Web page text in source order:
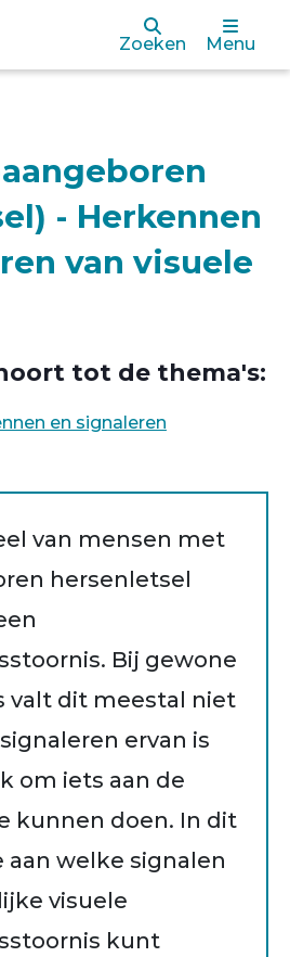
Zoeken Menu
- Herkennen
van visuele
tot de thema's:
en signaleren
van mensen met
hersenletsel
Bij gewone
valt dit meestal niet
ervan is
om iets aan de
kunnen doen. In dit
aan welke signalen
visuele
kunt